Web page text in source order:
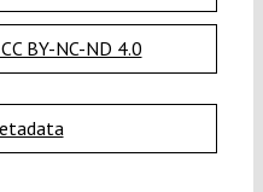
BY-NC-ND 4.0